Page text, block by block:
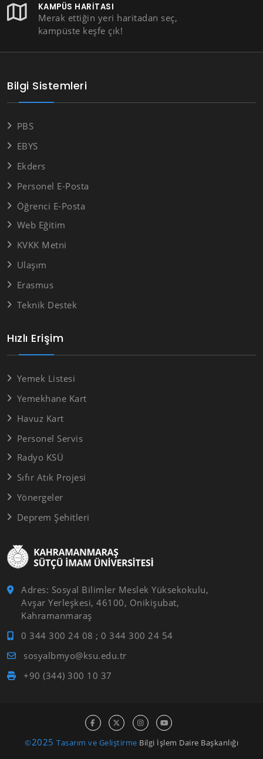
KAMPÜS HARITASI
Merak ettiğin yeri haritadan seç,
kampüste keşfe çık!
Adres: Sosyal Bilimler Meslek Yüksekokulu,
Avşar Yerleşkesi, 46100, Onikişubat,
Kahramanmaraş
0 344 300 24 08 ; 0 344 300 24 54
sosyalbmyo@ksu.edu.tr
+90 (344) 300 10 37
Hızlı Erişim
Yemek Listesi
Yemekhane Kart
Havuz Kart
Personel Servis
Radyo KSÜ
Sıfır Atık Projesi
Yönergeler
Deprem Şehitleri
Bilgi Sistemleri
PBS
EBYS
Ekders
Personel E-Posta
Öğrenci E-Posta
Web Eğitim
KVKK Metni
Ulaşım
Erasmus
Teknik Destek
©2025 Tasarım ve Geliştirme Bilgi İşlem Daire Başkanlığı